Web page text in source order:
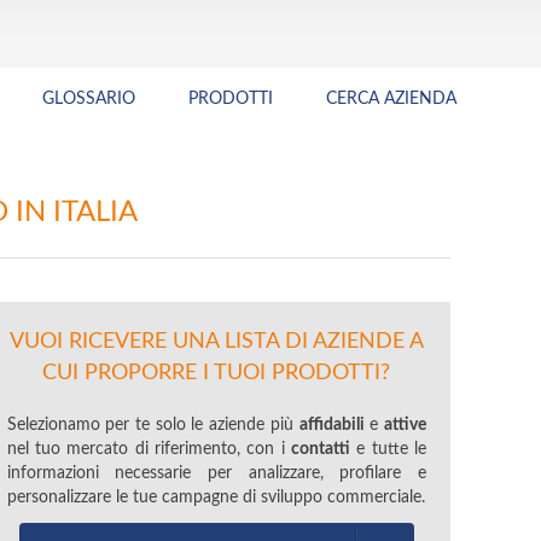
GLOSSARIO PRODOTTI CERCA AZIENDA
IN ITALIA
VUOI RICEVERE UNA LISTA DI AZIENDE A
CUI PROPORRE I TUOI PRODOTTI?
Selezionamo per te solo le aziende più affidabili e attive
nel tuo mercato di riferimento, con icontatti e tutte le
informazioni necessarie per analizzare, profilare e
personalizzare le tue campagne di sviluppo commerciale.